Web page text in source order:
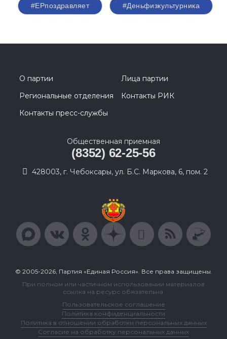
#ЕРпоздравляет #Деньфизкультурника
О партии
Лица партии
Региональные отделения
Контакты РИК
Контакты пресс-службы
Общественная приемная
(8352) 62-25-56
428003, г. Чебоксары, ул. Б.С. Маркова, 6, пом. 2
© 2005-2026, Партия «Единая Россия». Все права защищены.
При полном или частичном использовании материалов
ссылка на ресурс обязательна.
Пользовательское соглашение
Политика конфиденциальности
Политика в отношении обработки персональных данных
Согласие на обработку персональных данных